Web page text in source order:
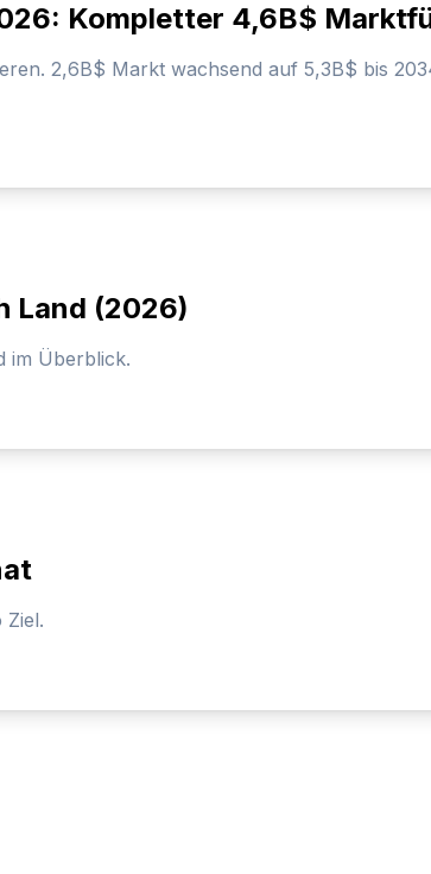
Kompletter 4,6B$
2,6B$ Markt wachsend auf 5,3B$ bis
Land (2026)
im Überblick.